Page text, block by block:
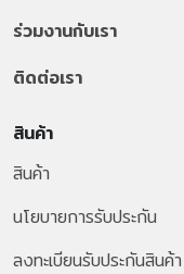
ร่วมงานกับเรา
ติดต่อเรา
สินค้า
สินค้า
นโยบายการรับประกัน
ลงทะเบียนรับประกันสินค้า